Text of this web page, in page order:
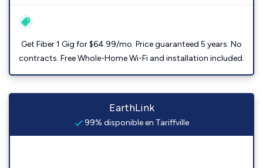
Get Fiber 1 Gig for $64.99/mo. Price guaranteed 5 years. No
contracts. Free Whole-Home Wi-Fi and installation included.
EarthLink
99% disponible en Tariffville